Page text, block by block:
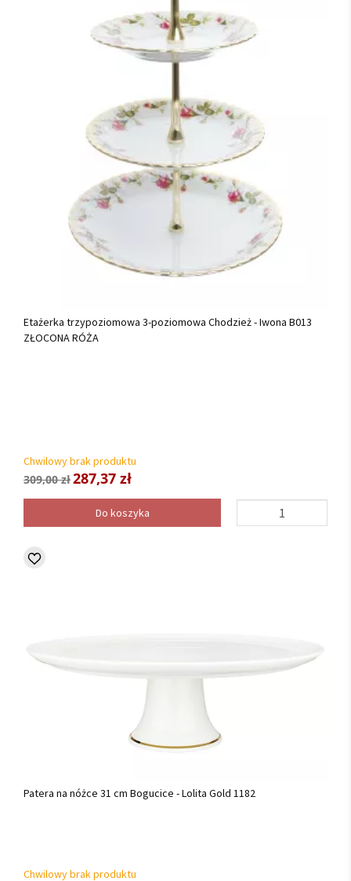
Etażerka trzypoziomowa 3-poziomowa Chodzież - Iwona B013
ZŁOCONA RÓŻA
Chwilowy brak produktu
309,00 zł287,37 zł
Do koszyka
Patera na nóżce 31 cm Bogucice - Lolita Gold 1182
Chwilowy brak produktu